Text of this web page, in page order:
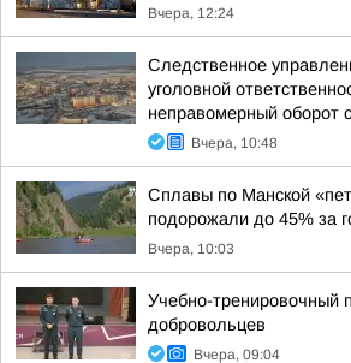
Вчера, 12:24
Следственное
уголовной
неправомерный оборот
Вчера, 10:48
Сплавы по Манской
подорожали до 45% за
Вчера, 10:03
Учебно-тренировочный
добровольцев
Вчера, 09:04